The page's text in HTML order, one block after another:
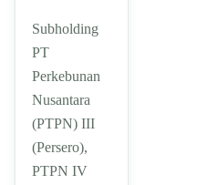
Subholding
PT
Perkebunan
Nusantara
(PTPN) III
(Persero),
PTPN IV